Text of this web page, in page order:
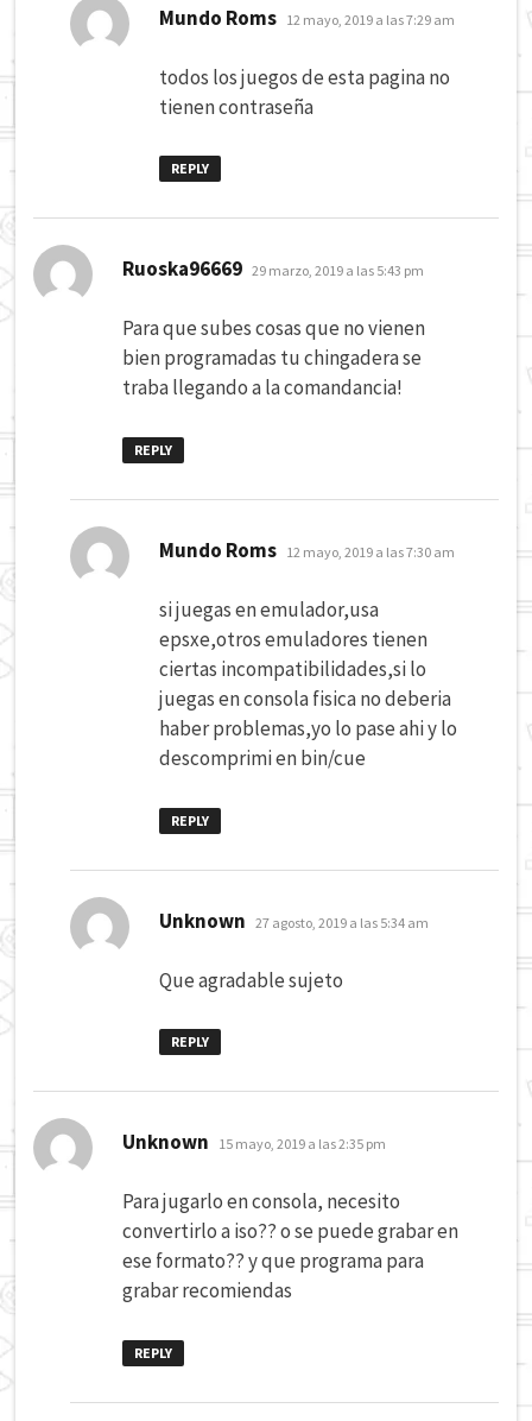
Mundo Roms dice:
12 mayo, 2019 a las 7:29 am
todos los juegos de esta pagina no
tienen contraseña
REPLY
Ruoska96669 dice:
29 marzo, 2019 a las 5:43 pm
Para que subes cosas que no vienen
bien programadas tu chingadera se
traba llegando a la comandancia!
REPLY
Mundo Roms dice:
12 mayo, 2019 a las 7:30 am
si juegas en emulador,usa
epsxe,otros emuladores tienen
ciertas incompatibilidades,si lo
juegas en consola fisica no deberia
haber problemas,yo lo pase ahi y lo
descomprimi en bin/cue
REPLY
Unknown dice:
27 agosto, 2019 a las 5:34 am
Que agradable sujeto
REPLY
Unknown dice:
15 mayo, 2019 a las 2:35 pm
Para jugarlo en consola, necesito
convertirlo a iso?? o se puede grabar en
ese formato?? y que programa para
grabar recomiendas
REPLY